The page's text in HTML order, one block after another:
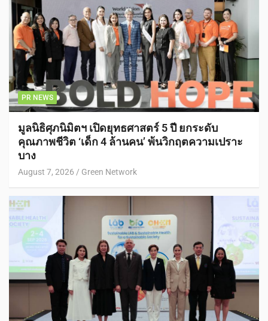
PR NEWS
มูลนิธิศุภนิมิตฯ เปิดยุทธศาสตร์ 5 ปี ยกระดับ
คุณภาพชีวิต ‘เด็ก 4 ล้านคน’ พ้นวิกฤตความเปราะ
บาง
August 7, 2026 Green Network